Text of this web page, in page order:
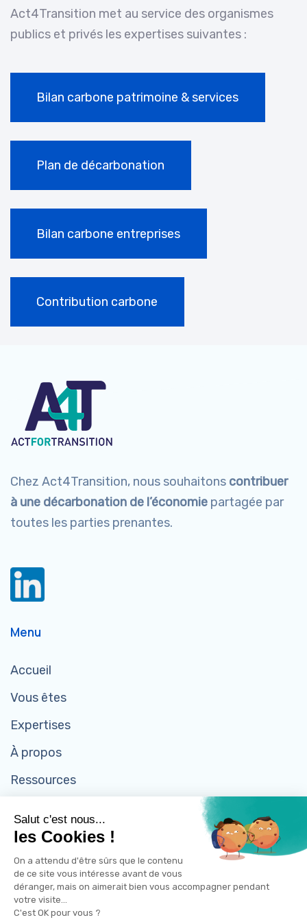
Act4Transition met au service des organismes
publics et privés les expertises suivantes :
Bilan carbone patrimoine & services
Plan de décarbonation
Bilan carbone entreprises
Contribution carbone
Chez Act4Transition, nous souhaitons contribuer
à une décarbonation de l’économie partagée par
toutes les parties prenantes.
Menu
Accueil
Vous êtes
Expertises
À propos
Ressources
Mentions légales
©2024 Act4Transition
Salut c'est nous...
les Cookies !
On a attendu d'être sûrs que le contenu
de ce site vous intéresse avant de vous
déranger, mais on aimerait bien vous accompagner pendant
votre visite...
C'est OK pour vous ?